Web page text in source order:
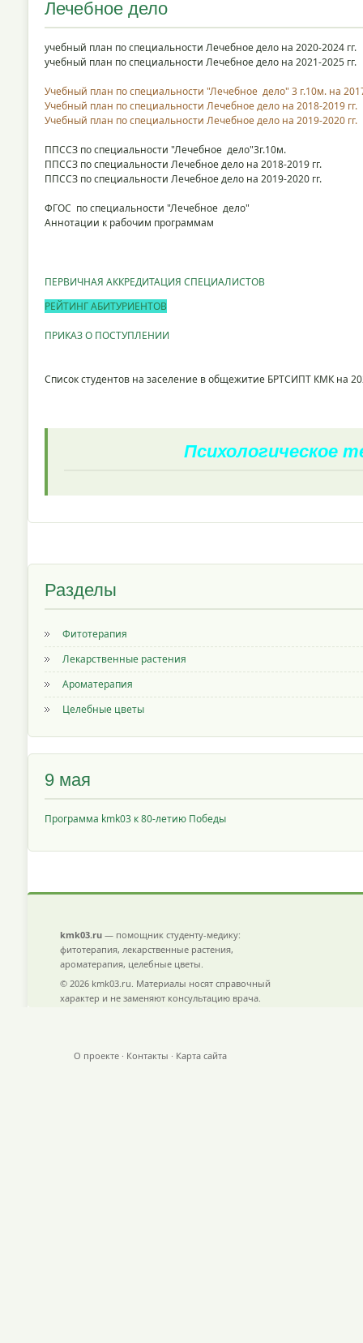
Лечебное дело
учебный план по специальности Лечебное дело на 2020-2024 гг.
учебный план по специальности Лечебное дело на 2021-2025 гг.
Учебный план по специальности "Лечебное дело" 3 г.10м. на
Учебный план по специальности Лечебное дело на 2018-2019 гг.
Учебный план по специальности Лечебное дело на 2019-2020 гг.
ППССЗ по специальности "Лечебное дело"3г.10м.
ППССЗ по специальности Лечебное дело на 2018-2019 гг.
ППССЗ по специальности Лечебное дело на 2019-2020 гг.
ФГОС по специальности "Лечебное дело"
Аннотации к рабочим программам
ПЕРВИЧНАЯ АККРЕДИТАЦИЯ СПЕЦИАЛИСТОВ
РЕЙТИНГ АБИТУРИЕНТОВ
ПРИКАЗ О ПОСТУПЛЕНИИ
Список студентов на заселение в общежитие БРТСИПТ КМК на
Психологическое
Разделы
Фитотерапия
Лекарственные растения
Ароматерапия
Целебные цветы
9 мая
Программа kmk03 к 80-летию Победы
kmk03.ru — помощник студенту-медику:
фитотерапия, лекарственные растения,
ароматерапия, целебные цветы.
© 2026 kmk03.ru. Материалы носят справочный
характер и не заменяют консультацию врача.
О проекте · Контакты · Карта сайта